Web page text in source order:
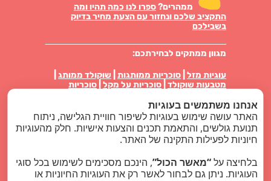
ממהרים?ספרו לנו כמה תהיו ומה
התקציב שלכם ונחזור עם הצעת מחיר בדיוק
בשבילכם
מגוון ממתקים לבחירתכם:
עוגיות מזל סוכריות ממותגות שוקולד ממותג
מטבעות שוקולד סוכריות על מקל סוכריות
ביסקוויט באריזה|מארזי ממתקים
סוויט לוגו בלוג
כל הזכויות שמורות - סוויט לוגו ממתקים ממותגים
אנחנו משתמשים בעוגיות
האתר עושה שימוש בעוגיות לשיפור חוויית הגלישה, ניתוח
תנועת גולשים, והתאמת תכנים והצעות אישיות. חלק מהעוגיות
חיוניות לפעילות התקינה של האתר.
בלחיצה על“מאשר הכול”, הינכם מסכימים לשימוש בכל סוגי
העוגיות. ניתן גם לבחור לאשר רק את העוגיות החיוניות או